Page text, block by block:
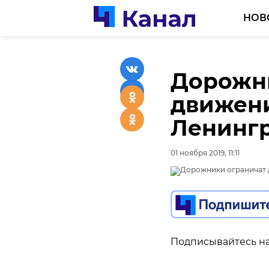
01 ноября 2019, 11:11
Подписывайтесь